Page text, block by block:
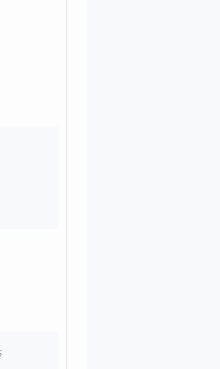
数学以外の教科